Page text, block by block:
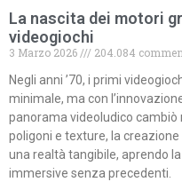
La nascita dei motori
videogiochi
3 Marzo 2026
204.084
Negli anni ’70, i primi
minimale, ma con
panorama videoludico cambiò
poligoni e texture, la
una realtà tangibile, aprendo
immersive senza precedenti.